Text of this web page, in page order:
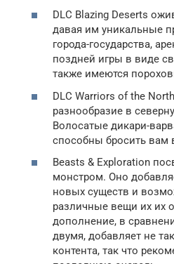
DLC Blazing Deserts
давая им уникальные
города-государства,
поздней игры в виде
также имеются
DLC Warriors of the
разнообразие в
Волосатые дикари-
способны бросить вам
Beasts & Exploration
монстром. Оно
новых существ и
различные вещи их их
дополнение, в
двумя, добавляет не
контента, так что